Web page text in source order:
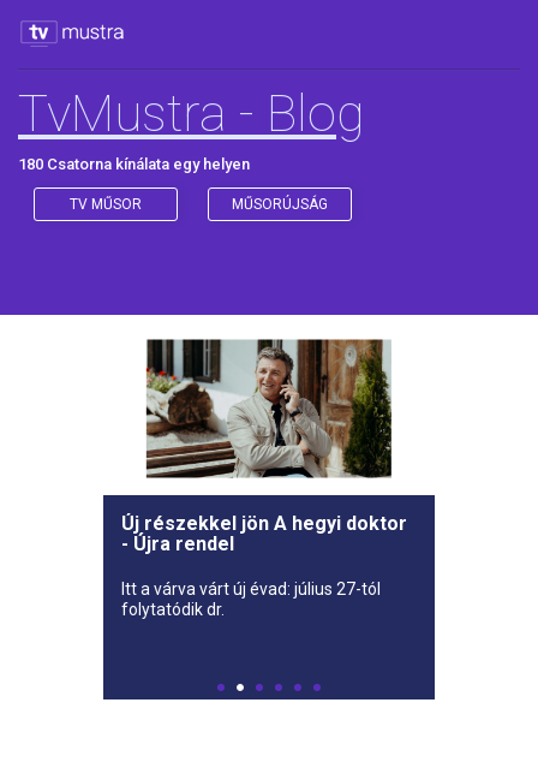
TvMustra - Blog
180 Csatorna kínálata egy helyen
TV MŰSOR MŰSORÚJSÁG
Új részekkel jön A hegyi doktor
- Újra rendel
Itt a várva várt új évad: július 27-tól
folytatódik dr.